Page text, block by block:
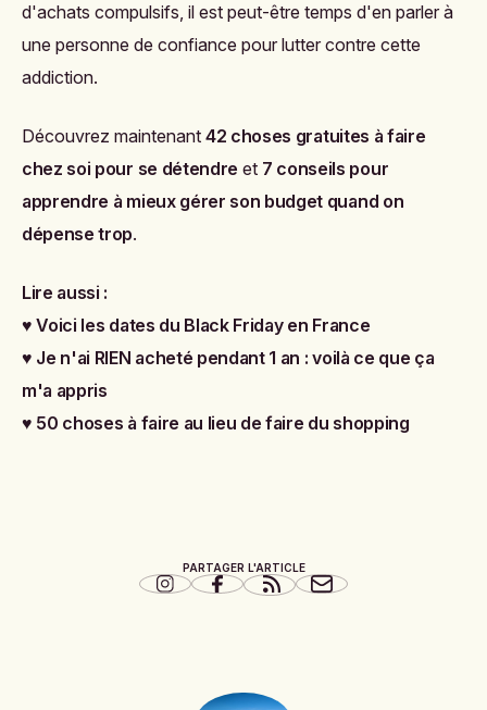
d'achats compulsifs, il est peut-être temps d'en parler à
une personne de confiance pour lutter contre cette
addiction.
Découvrez maintenant 42 choses gratuites à faire
chez soi pour se détendre et 7 conseils pour
apprendre à mieux gérer son budget quand on
dépense trop.
Lire aussi :
♥Voici les dates du Black Friday en France
♥ Je n'ai RIEN acheté pendant 1 an : voilà ce que ça
m'a appris
♥ 50 choses à faire au lieu de faire du shopping
PARTAGER L'ARTICLE